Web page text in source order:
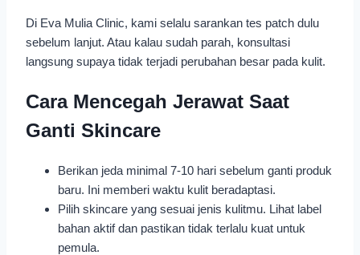
Di Eva Mulia Clinic, kami selalu sarankan tes patch dulu
sebelum lanjut. Atau kalau sudah parah, konsultasi
langsung supaya tidak terjadi perubahan besar pada kulit.
Cara Mencegah Jerawat Saat
Ganti Skincare
Berikan jeda minimal 7-10 hari sebelum ganti produk
baru. Ini memberi waktu kulit beradaptasi.
Pilih skincare yang sesuai jenis kulitmu. Lihat label
bahan aktif dan pastikan tidak terlalu kuat untuk
pemula.